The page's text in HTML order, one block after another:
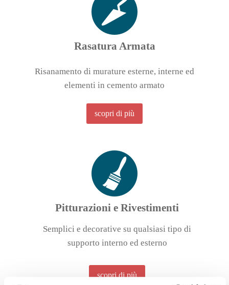
Rasatura Armata
Risanamento di murature esterne, interne ed
elementi in cemento armato
Pitturazioni e Rivestimenti
Semplici e decorative su qualsiasi tipo di
supporto interno ed esterno
scopri di più
scopri di più